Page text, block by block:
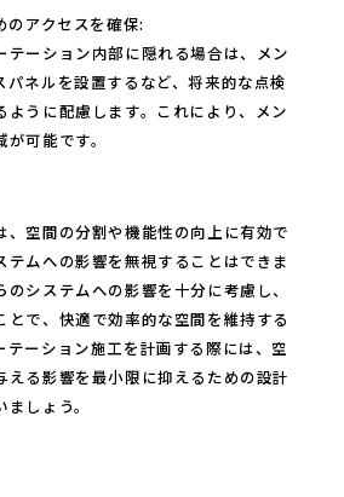
アクセスを確保:
テーション内部に隠れる場合は、メン
パネルを設置するなど、将来的な点検
ように配慮します。これにより、メン
可能です。
、空間の分割や機能性の向上に有効で
テムへの影響を無視することはできま
システムへの影響を十分に考慮し、
とで、快適で効率的な空間を維持する
テーション施工を計画する際には、空
える影響を最小限に抑えるための設計
しょう。